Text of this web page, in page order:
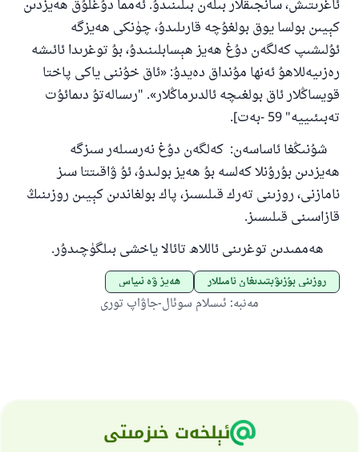
ئاغرىتىش، سانجىقلار بىلەن بىلىنىدۇ.ئەمما دۇغلۇق ھەيزدىن
كېيىن بولسا يوق بولغۇچە قارىلىدۇ، چۈنكى ھەيزگە
ئۇلىشىپ كەلگەن دۇغ ھەيز ھېسابلىنىدۇ، بۇ توغرىدا ئائىشە
رەزىيەللاھۇ ئەنھا مۇنداق دەيدۇ:«ئاق خۇننى ياكى پاختا
قويساڭلار ئاق بولغىچە ئالدىرماڭلار».
"رىسالەتۇ دىمائۇت
تەبىئىييە"
59
-بەت].
شۇنىڭغا ئاساسەن: كەلگەن دۇغ نەرسىلەر سىزگە
ھەيزدىن بۇرۇنلا كەلسە بۇ ھەيز بولىدۇ، ئۇ ۋاقىتتا سىز
نامازنى، روزىنى تەرك قىلىسىز، پاك بولغاندىن كېيىن روزىنىڭ
قازاسىنى قىلىسىز.
ھەممىدىن توغرىنى ئاللاھ تائالا ياخشى بىلگۈچىدۇر.
روزىنى بۇزىۋېتىدىغان ئامىللار ھەيز ۋە نىپاس
مەنبە: ئىسلام سوئال-جاۋاپ تورى
ئېلخەت خىزمىتى
ئۇممەتكە جاۋاپ بېرىشىمىزگە ياردەم قىلىڭ
پەيغەمبەرئەلەيھىسسالام مۇنداق دېگەن:
ياخشىلىققا باشلارپ قويغان كىشى قىلغۇچىغا
ئوخشاش ساۋاپقا ئېرىشىدۇ
مۇسلىم رىۋايەت قىلغان (1893) ھەدىس
ئىئائە